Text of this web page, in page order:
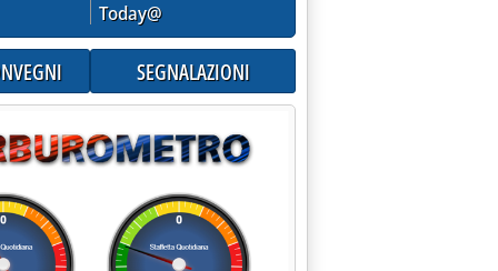
storico per il Pun'
Today@
SEGNALAZIONI